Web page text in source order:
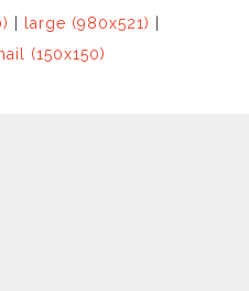
large (980x521)
(150x150)